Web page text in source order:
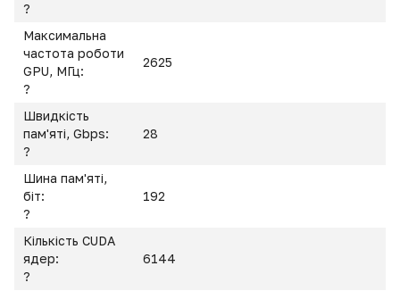
?
Максимальна
частота роботи
GPU, МГц:
?
2625
Швидкість
пам'яті, Gbps:
?
28
Шина пам'яті,
біт:
?
192
Кількість CUDA
ядер:
?
6144